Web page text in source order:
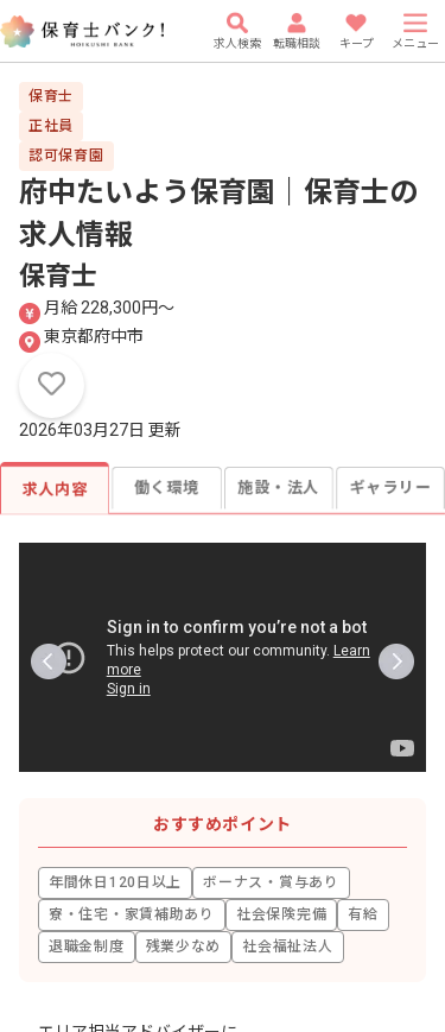
求人検索 転職相談 キープ メニュー
保育士
正社員
認可保育園
府中たいよう保育園｜保育士の
求人情報
保育士
月給 228,300円〜
東京都府中市
2026年03月27日 更新
求人内容 働く環境 施設・法人 ギャラリー
おすすめポイント
年間休日120日以上
ボーナス・賞与あり
寮・住宅・家賃補助あり
社会保険完備
有給
退職金制度
残業少なめ 社会福祉法人